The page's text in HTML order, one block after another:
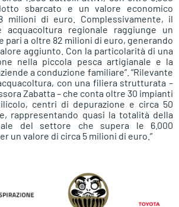
sbarcato e un valore economico
milioni di euro. Complessivamente, il
acquacoltura regionale raggiunge un
pari a oltre 82 milioni di euro, generando
aggiunto. Con la particolarità di una
nella piccola pesca artigianale e la
a conduzione familiare”. “Rilevante
con una filiera strutturata –
Zabatta – che conta oltre 30 impianti
centri di depurazione e circa 50
rappresentando quasi la totalità della
del settore che supera le 6.000
un valore di circa 5 milioni di euro.”